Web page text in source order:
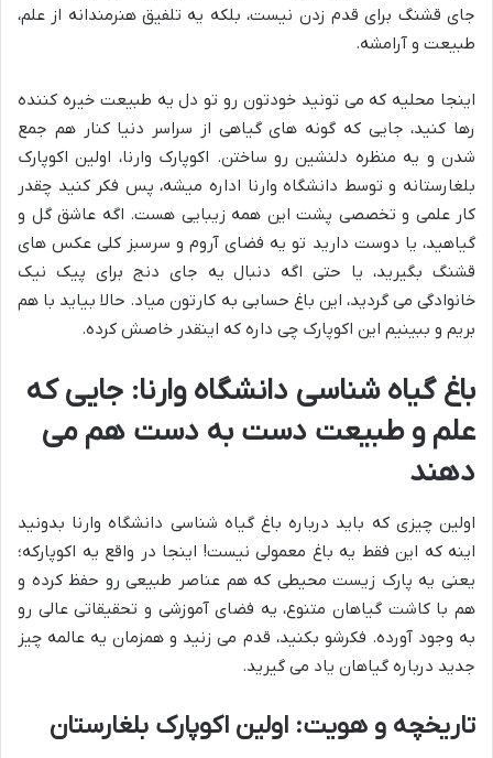
جای قشنگ برای قدم زدن نیست، بلکه یه تلفیق هنرمندانه از علم،
طبیعت و آرامشه.
اینجا محلیه که می تونید خودتون رو تو دل یه طبیعت خیره کننده
رها کنید، جایی که گونه های گیاهی از سراسر دنیا کنار هم جمع
شدن و یه منظره دلنشین رو ساختن. اکوپارک وارنا، اولین اکوپارک
بلغارستانه و توسط دانشگاه وارنا اداره میشه، پس فکر کنید چقدر
کار علمی و تخصصی پشت این همه زیبایی هست. اگه عاشق گل و
گیاهید، یا دوست دارید تو یه فضای آروم و سرسبز کلی عکس های
قشنگ بگیرید، یا حتی اگه دنبال یه جای دنج برای پیک نیک
خانوادگی می گردید، این باغ حسابی به کارتون میاد. حالا بیاید با هم
بریم و ببینیم این اکوپارک چی داره که اینقدر خاصش کرده.
باغ گیاه شناسی دانشگاه وارنا: جایی که
علم و طبیعت دست به دست هم می
دهند
اولین چیزی که باید درباره باغ گیاه شناسی دانشگاه وارنا بدونید
اینه که این فقط یه باغ معمولی نیست! اینجا در واقع یه اکوپارکه؛
یعنی یه پارک زیست محیطی که هم عناصر طبیعی رو حفظ کرده و
هم با کاشت گیاهان متنوع، یه فضای آموزشی و تحقیقاتی عالی رو
به وجود آورده. فکرشو بکنید، قدم می زنید و همزمان یه عالمه چیز
جدید درباره گیاهان یاد می گیرید.
تاریخچه و هویت: اولین اکوپارک بلغارستان